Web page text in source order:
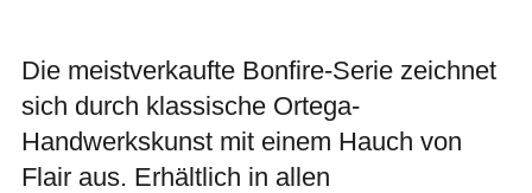
Die meistverkaufte Bonfire-Serie zeichnet
sich durch klassische Ortega-
Handwerkskunst mit einem Hauch von
Flair aus. Erhältlich in allen